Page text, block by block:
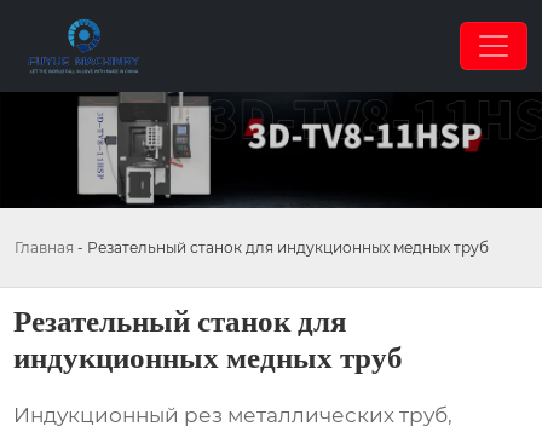
Главная - Резательный станок для индукционных медных труб
Резательный станок для
индукционных медных труб
Индукционный рез металлических труб,